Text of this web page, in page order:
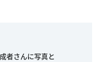
者さんに写真と